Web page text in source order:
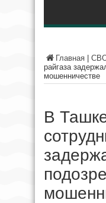
Главная
райгаза
мошенничестве
В